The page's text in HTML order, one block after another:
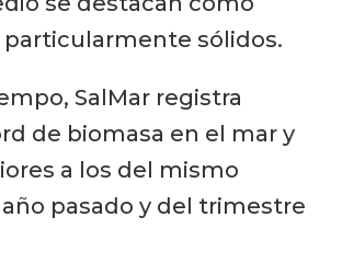
sólidos.
SalMar registra
de biomasa en el mar y
a los del mismo
pasado y del trimestre